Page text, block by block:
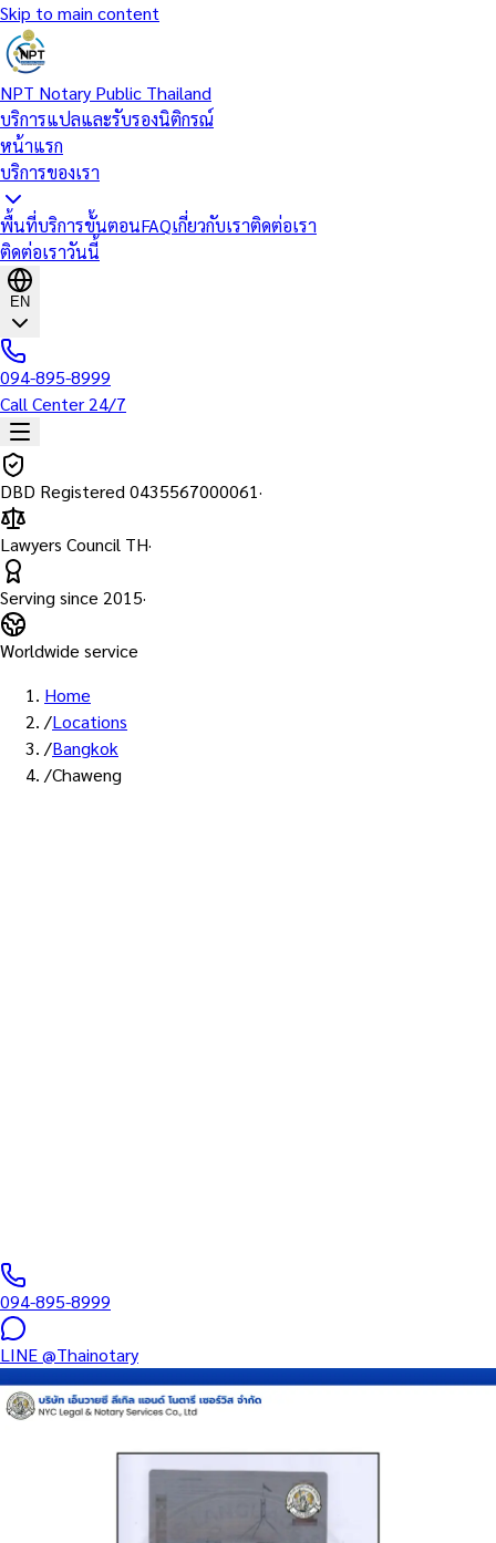
Skip to main content
NPT Notary Public Thailand
บริการแปลและรับรองนิติกรณ์
หน้าแรก
บริการของเรา
พื้นที่บริการขั้นตอนFAQเกี่ยวกับเราติดต่อเรา
ติดต่อเราวันนี้
EN
094-895-8999
Call Center 24/7
DBD Registered 0435567000061·
Lawyers Council TH·
Serving since 2015·
Worldwide service
Home
/Locations
/Bangkok
/Chaweng
094-895-8999
LINE@Thainotary